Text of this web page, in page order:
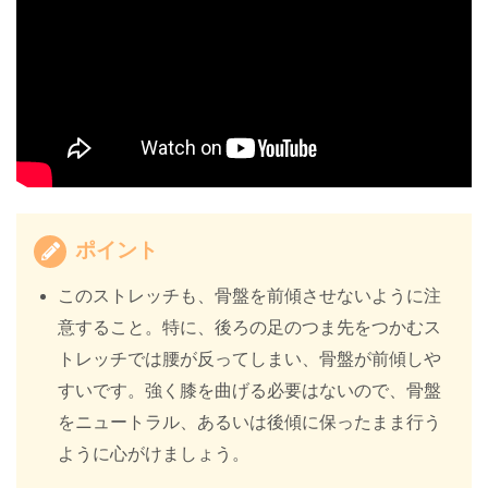
ポイント
このストレッチも、骨盤を前傾させないように注
意すること。特に、後ろの足のつま先をつかむス
トレッチでは腰が反ってしまい、骨盤が前傾しや
すいです。強く膝を曲げる必要はないので、骨盤
をニュートラル、あるいは後傾に保ったまま行う
ように心がけましょう。